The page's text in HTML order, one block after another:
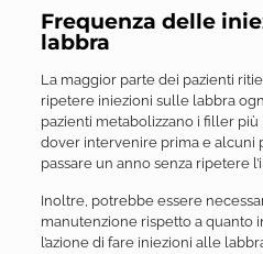
Frequenza delle
labbra
La maggior parte dei pazienti
ripetere iniezioni sulle labbra
pazienti metabolizzano i filler
dover intervenire prima e alcuni
passare un anno senza ripetere
Inoltre, potrebbe essere
manutenzione rispetto a quanto
l’azione di fare iniezioni alle